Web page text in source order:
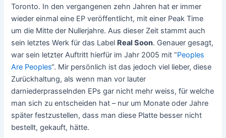
Toronto. In den vergangenen zehn Jahren hat er immer
wieder einmal eine EP veröffentlicht, mit einer Peak Time
um die Mitte der Nullerjahre. Aus dieser Zeit stammt auch
sein letztes Werk für das Label Real Soon. Genauer gesagt,
war sein letzter Auftritt hierfür im Jahr 2005 mit “Peoples
Are Peoples“. Mir persönlich ist das jedoch viel lieber, diese
Zurückhaltung, als wenn man vor lauter
darniederprasselnden EPs gar nicht mehr weiss, für welche
man sich zu entscheiden hat – nur um Monate oder Jahre
später festzustellen, dass man diese Platte besser nicht
bestellt, gekauft, hätte.